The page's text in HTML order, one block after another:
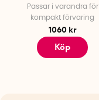
Passar i varandra för
kompakt förvaring
1060 kr
Köp